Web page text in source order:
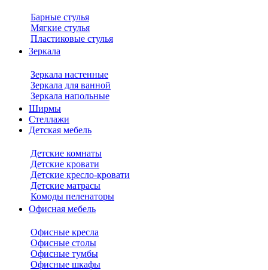
Барные стулья
Мягкие стулья
Пластиковые стулья
Зеркала
Зеркала настенные
Зеркала для ванной
Зеркала напольные
Ширмы
Стеллажи
Детская мебель
Детские комнаты
Детские кровати
Детские кресло-кровати
Детские матрасы
Комоды пеленаторы
Офисная мебель
Офисные кресла
Офисные столы
Офисные тумбы
Офисные шкафы